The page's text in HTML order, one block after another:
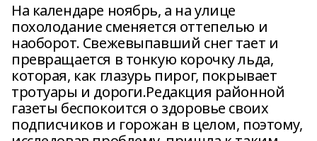
На календаре ноябрь, а на улице
похолодание сменяется оттепелью и
наоборот. Свежевыпавший снег тает и
превращается в тонкую корочку льда,
которая, как глазурь пирог, покрывает
тротуары и дороги.Редакция районной
газеты беспокоится о здоровье своих
подписчиков и горожан в целом, поэтому,